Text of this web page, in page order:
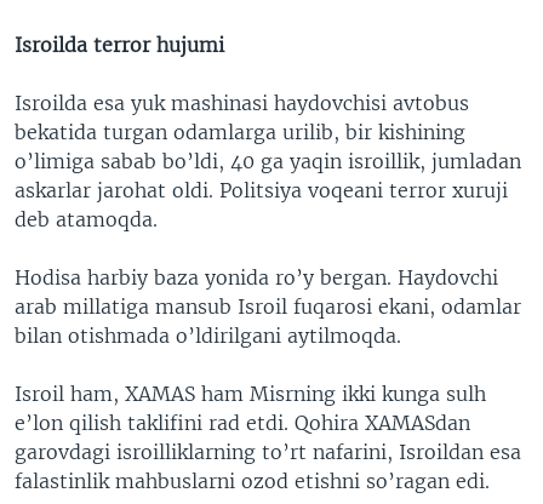
Isroilda terror hujumi
Isroilda esa yuk mashinasi haydovchisi avtobus
bekatida turgan odamlarga urilib, bir kishining
o’limiga sabab bo’ldi, 40 ga yaqin isroillik, jumladan
askarlar jarohat oldi. Politsiya voqeani terror xuruji
deb atamoqda.
Hodisa harbiy baza yonida ro’y bergan. Haydovchi
arab millatiga mansub Isroil fuqarosi ekani, odamlar
bilan otishmada o’ldirilgani aytilmoqda.
Isroil ham, XAMAS ham Misrning ikki kunga sulh
e’lon qilish taklifini rad etdi. Qohira XAMASdan
garovdagi isroilliklarning to’rt nafarini, Isroildan esa
falastinlik mahbuslarni ozod etishni so’ragan edi.